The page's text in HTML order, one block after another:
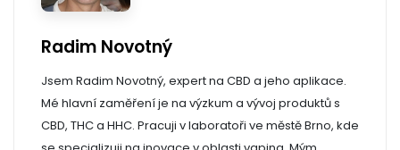
Radim Novotný
Jsem Radim Novotný, expert na CBD a jeho aplikace.
Mé hlavní zaměření je na výzkum a vývoj produktů s
CBD, THC a HHC. Pracuji v laboratoři ve městě Brno, kde